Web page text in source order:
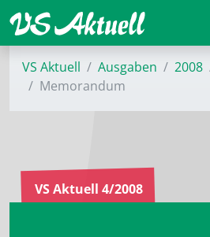
VS Aktuell Ausgaben 2008
Memorandum
VS Aktuell 4/2008